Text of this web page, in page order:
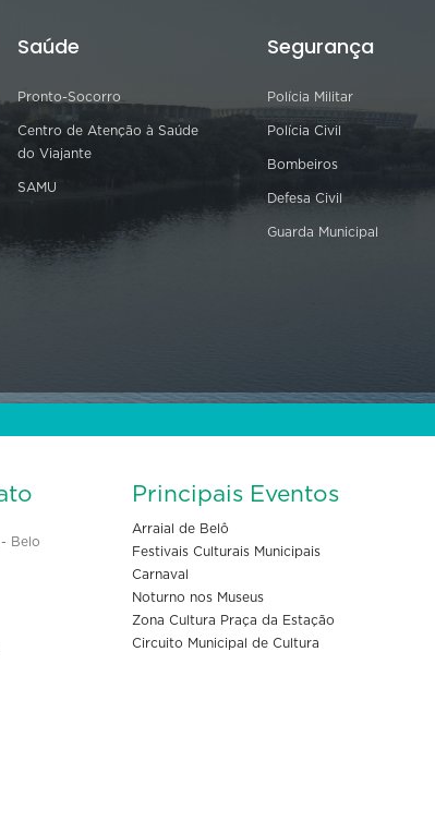
Saúde
Pronto-Socorro
Centro de Atenção à Saúde
do Viajante
SAMU
Segurança
Polícia Militar
Polícia Civil
Bombeiros
Defesa Civil
Guarda Municipal
Belo
Principais Eventos
Arraial de Belô
Festivais Culturais Municipais
Carnaval
Noturno nos Museus
Zona Cultura Praça da Estação
Circuito Municipal de Cultura